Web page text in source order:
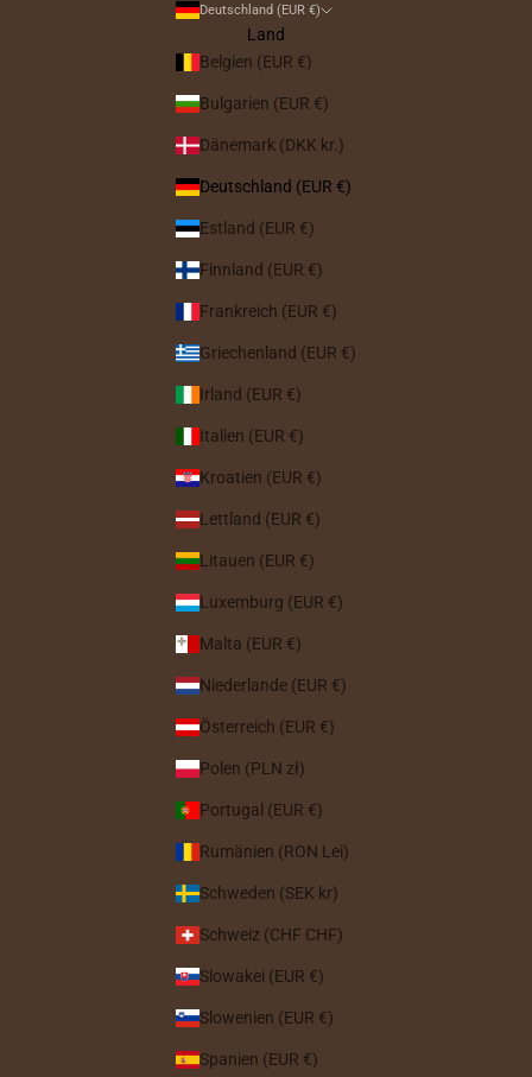
Deutschland (EUR €)
Land
Belgien (EUR €)
Bulgarien (EUR €)
Dänemark (DKK kr.)
Deutschland (EUR €)
Estland (EUR €)
Finnland (EUR €)
Frankreich (EUR €)
Griechenland (EUR €)
Irland (EUR €)
Italien (EUR €)
Kroatien (EUR €)
Lettland (EUR €)
Litauen (EUR €)
Luxemburg (EUR €)
Malta (EUR €)
Niederlande (EUR €)
Österreich (EUR €)
Polen (PLN zł)
Portugal (EUR €)
Rumänien (RON Lei)
Schweden (SEK kr)
Schweiz (CHF CHF)
Slowakei (EUR €)
Slowenien (EUR €)
Spanien (EUR €)